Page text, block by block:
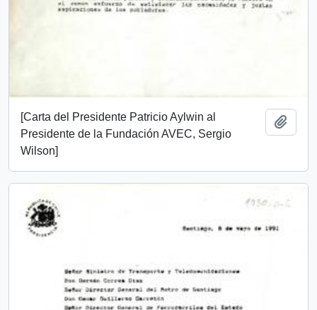
[Carta del Presidente Patricio Aylwin al
Presidente de la Fundación AVEC, Sergio
Wilson]